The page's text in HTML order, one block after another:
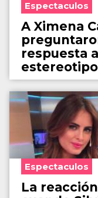
Espectaculos
A Ximena
respuesta
Espectaculos
La